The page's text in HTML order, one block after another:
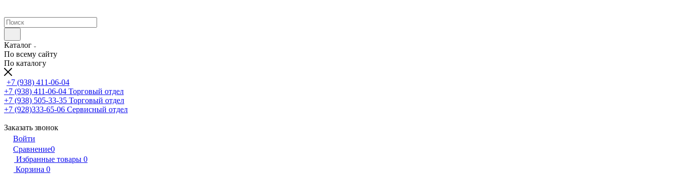
Каталог
По всему сайту
По каталогу
+7 (938) 411-06-04
+7 (938) 411-06-04 Торговый отдел
+7 (938) 505-33-35 Торговый отдел
+7 (928)333-65-06 Сервисный отдел
Заказать звонок
Войти
Сравнение0
Избранные товары 0
Корзина 0